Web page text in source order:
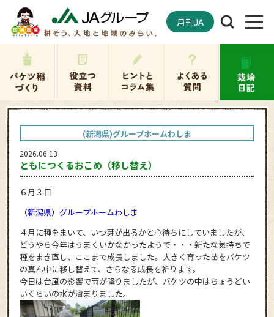
月刊JA
(新潟県)グループホームわしま
2026.06.13
ともにつくるおこめ（移し替え）
６月３日
（新潟県）グループホームわしま
４月に種をまいて、いつ芽が出るかと心待ちにしていましたが、
どうやら今年はうまくいかなかったようで・・・新たな気持ちで
種をまき直し、ここまで成長しました。大きく育った苗をバケツ
の真ん中に移し替えて、さらなる成長を祈ります。
今日は台風の影響で雨が降りましたが、バケツの中はちょうどい
いくらいの水が溜まりました。